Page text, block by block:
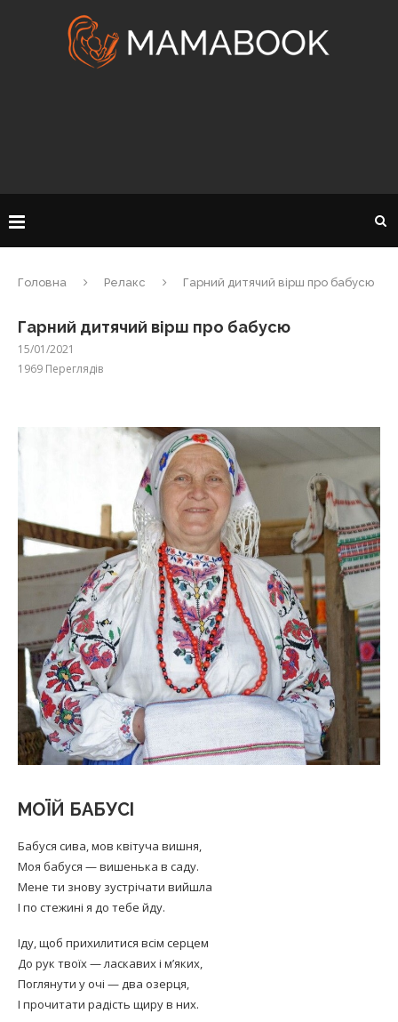
Головна Релакс Гарний дитячий вірш про бабусю
Гарний дитячий вірш про бабусю
15/01/2021
1969 Переглядів
МОЇЙ БАБУСІ
Бабуся сива, мов квітуча вишня,
Моя бабуся — вишенька в саду.
Мене ти знову зустрічати вийшла
І по стежині я до тебе йду.
Іду, щоб прихилитися всім серцем
До рук твоїх — ласкавих і м’яких,
Поглянути у очі — два озерця,
І прочитати радість щиру в них.